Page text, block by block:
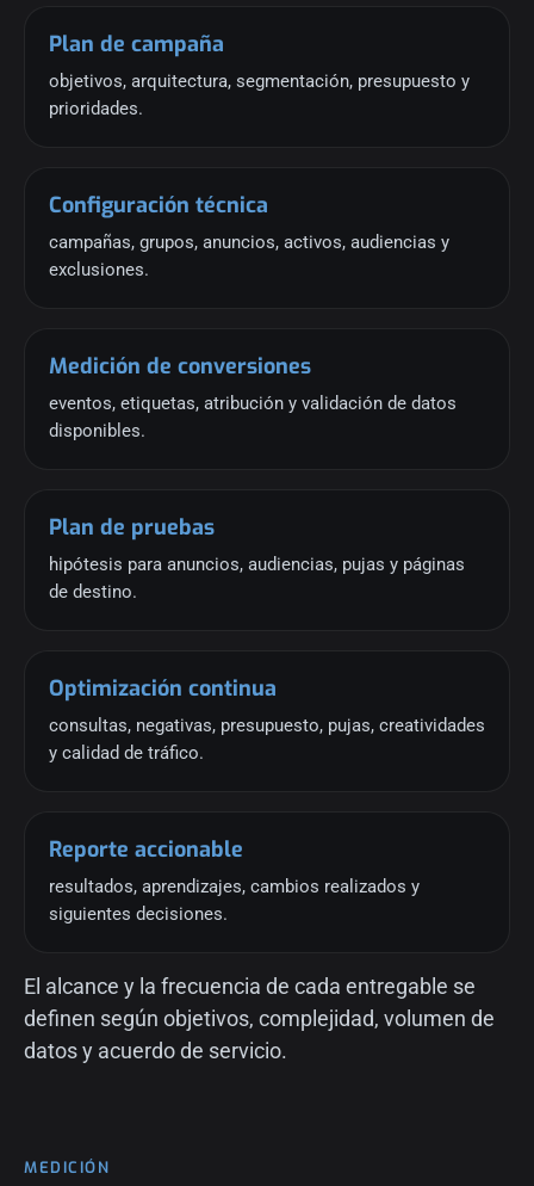
Plan de campaña
objetivos, arquitectura, segmentación, presupuesto y
prioridades.
Configuración técnica
campañas, grupos, anuncios, activos, audiencias y
exclusiones.
Medición de conversiones
eventos, etiquetas, atribución y validación de datos
disponibles.
Plan de pruebas
hipótesis para anuncios, audiencias, pujas y páginas
de destino.
Optimización continua
consultas, negativas, presupuesto, pujas, creatividades
y calidad de tráfico.
Reporte accionable
resultados, aprendizajes, cambios realizados y
siguientes decisiones.
El alcance y la frecuencia de cada entregable se
definen según objetivos, complejidad, volumen de
datos y acuerdo de servicio.
MEDICIÓN